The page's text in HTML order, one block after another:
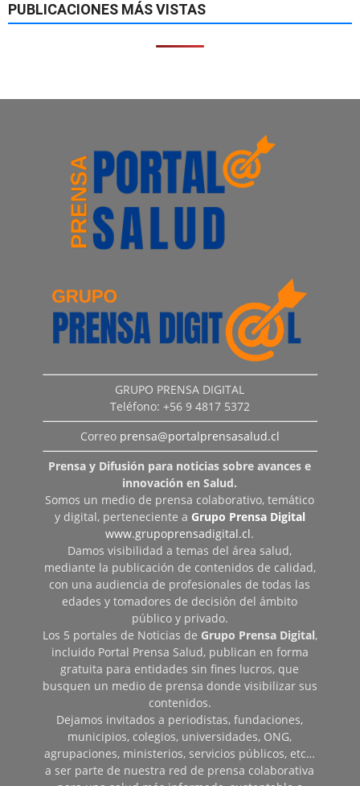
PUBLICACIONES MÁS VISTAS
GRUPO PRENSA DIGITAL
Teléfono: +56 9 4817 5372
Correo prensa@portalprensasalud.cl
Prensa y Difusión para noticias sobre avances e
innovación en Salud.
Somos un medio de prensa colaborativo, temático
y digital, perteneciente a Grupo Prensa Digital
www.grupoprensadigital.cl.
Damos visibilidad a temas del área salud,
mediante la publicación de contenidos de calidad,
con una audiencia de profesionales de todas las
edades y tomadores de decisión del ámbito
público y privado.
Los 5 portales de Noticias de Grupo Prensa Digital,
incluido Portal Prensa Salud, publican en forma
gratuita para entidades sin fines lucros, que
busquen un medio de prensa donde visibilizar sus
contenidos.
Dejamos invitados a periodistas, fundaciones,
municipios, colegios, universidades, ONG,
agrupaciones, ministerios, servicios públicos, etc…
a ser parte de nuestra red de prensa colaborativa